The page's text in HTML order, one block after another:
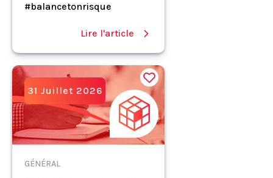
#balancetonrisque
Lire l'article
31 Juillet 2026
GÉNÉRAL